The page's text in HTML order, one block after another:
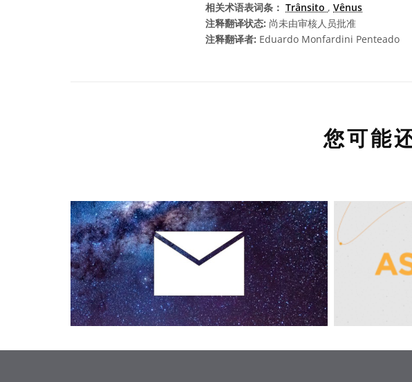
相关术语表词条： Trânsito , Vênus
注释翻译状态: 尚未由审核人员批准
注释翻译者: Eduardo Monfardini Penteado
您可能